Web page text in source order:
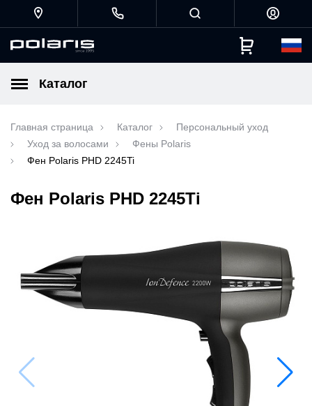
Каталог
Главная страница Каталог
Персональный уход
Уход за волосами
Фены Polaris
Фен Polaris PHD 2245Ti
Фен Polaris PHD 2245Ti